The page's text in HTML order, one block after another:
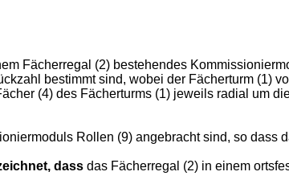
Fächerregal (2) bestehendes
bestimmt sind, wobei der Fächerturm (1)
(4) des Fächerturms (1) jeweils radial um
Rollen (9) angebracht sind, so dass
dass das Fächerregal (2) in einem